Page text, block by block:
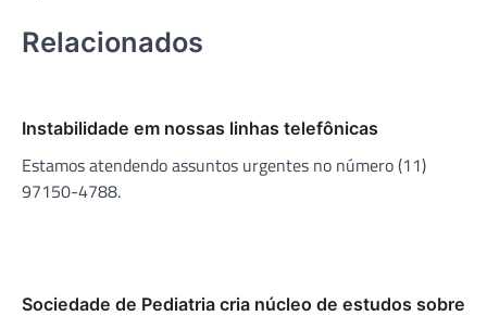
Relacionados
Instabilidade em nossas linhas telefônicas
Estamos atendendo assuntos urgentes no número (11)
97150-4788.
Sociedade de Pediatria cria núcleo de estudos sobre